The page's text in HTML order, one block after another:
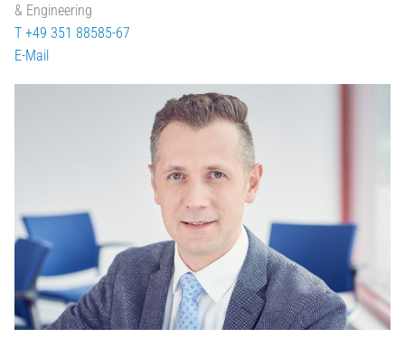
& Engineering
T +49 351 88585-67
E-Mail